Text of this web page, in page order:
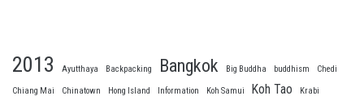
2013 Ayutthaya Backpacking Bangkok Big Buddha buddhism Chedi
Chiang Mai Chinatown Hong Island Information Koh Samui Koh Tao
Krabi